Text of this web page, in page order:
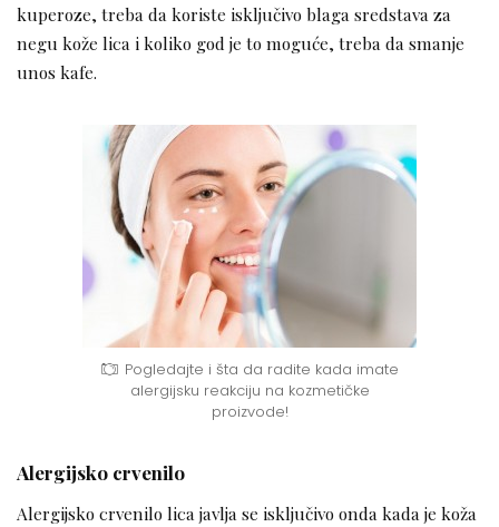
kuperoze, treba da koriste isključivo blaga sredstava za
negu kože lica i koliko god je to moguće, treba da smanje
unos kafe.
Pogledajte i šta da radite kada imate
alergijsku reakciju na kozmetičke
proizvode!
Alergijsko crvenilo
Alergijsko crvenilo lica javlja se isključivo onda kada je koža